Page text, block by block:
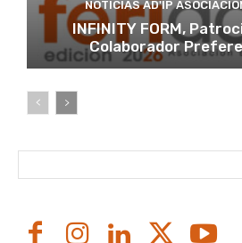
NOTICIAS AD'IP
INFINITY FORM,
Colaborador